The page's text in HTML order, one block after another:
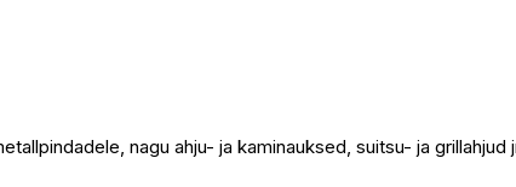
nagu ahju- ja kaminauksed, suitsu- ja grillahjud